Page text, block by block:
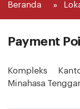
Beranda
Payment
Kompleks
Minahasa